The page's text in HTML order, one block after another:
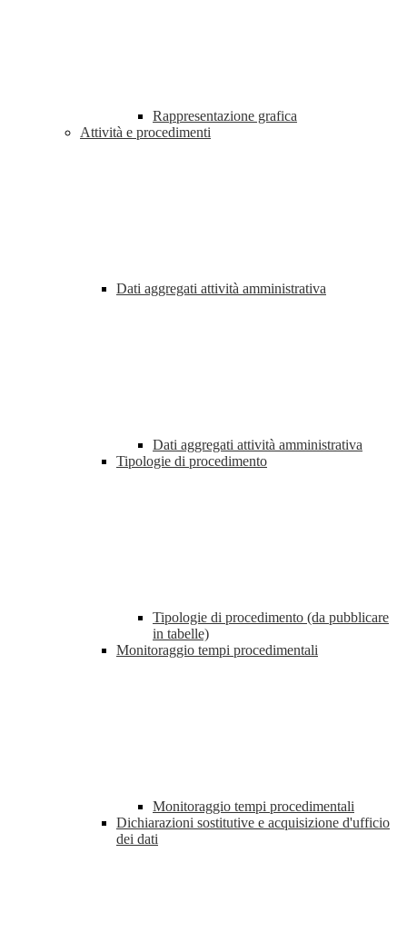
Rappresentazione grafica
Attività e procedimenti
Dati aggregati attività amministrativa
Dati aggregati attività amministrativa
Tipologie di procedimento
Tipologie di procedimento (da pubblicare
in tabelle)
Monitoraggio tempi procedimentali
Monitoraggio tempi procedimentali
Dichiarazioni sostitutive e acquisizione d'ufficio
dei dati